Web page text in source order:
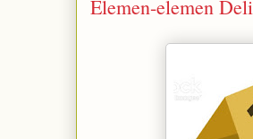
Elemen-elemen